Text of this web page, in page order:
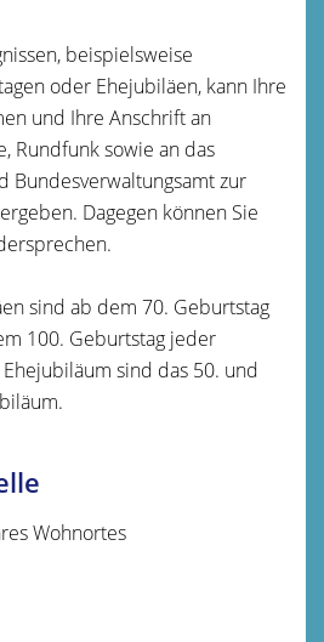
, beispielsweise
oder Ehejubiläen, kann Ihre
und Ihre Anschrift an
Rundfunk sowie an das
Bundesverwaltungsamt zur
Dagegen können Sie
sind ab dem 70. Geburtstag
100. Geburtstag jeder
sind das 50. und
Wohnortes